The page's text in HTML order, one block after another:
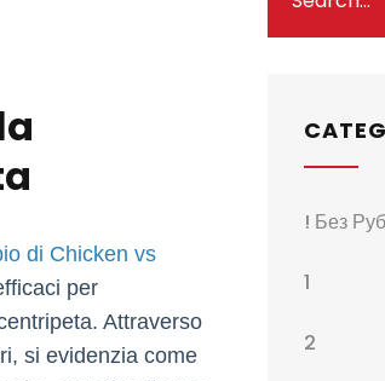
di Chicken vs
per
Attraverso
si evidenzia come
! Без
1
2